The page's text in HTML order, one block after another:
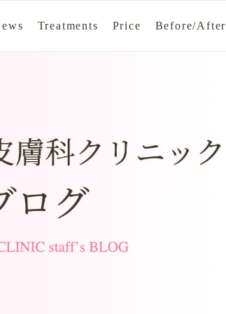
Treatments Price Before/After